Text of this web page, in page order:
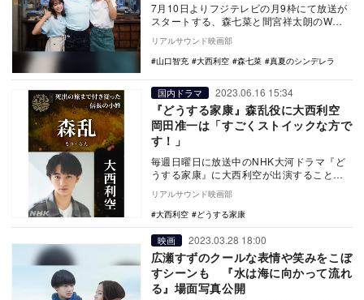
7月10日よりフジテレビの月9枠にて放送が
スタートする、森七菜と間宮祥太朗のW主
演ドラマ『真夏のシンデレラ』に、山口智
充と大西利…
リアルサウンド映画部
山口智充
大西利空 森七菜 真夏のシンデレラ
国内ドラマ 2023.06.16 15:34
『どうする家康』森乱役に大西利空
岡田准一は「すごくストイックな方で
す！」
毎週日曜日に放送中のNHK大河ドラマ『ど
うする家康』に大西利空が出演することが
決定した。 本作は、ひとりの弱き少年
が、乱世を…
リアルサウンド映画部
大西利空
どうする家康
映画 2023.03.28 18:00
広瀬すずのクールな表情や笑みをこぼ
すシーンも 『水は海に向かって流れ
る』場面写真公開